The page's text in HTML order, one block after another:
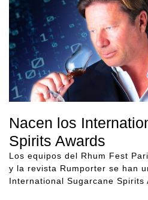
Nacen los
Spirits Awards
Los equipos del Rhum Fest
y la revista Rumporter se han
International Sugarcane Spirits